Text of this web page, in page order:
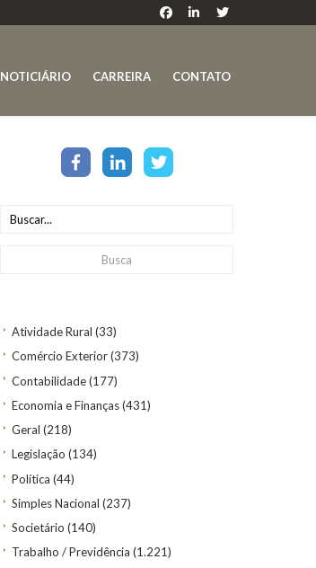
NOTICIÁRIO CARREIRA CONTATO
Atividade Rural (33)
Comércio Exterior(373)
Contabilidade(177)
Economia e Finanças(431)
Geral (218)
Legislação (134)
Política (44)
Simples Nacional (237)
Societário (140)
Trabalho / Previdência (1.221)